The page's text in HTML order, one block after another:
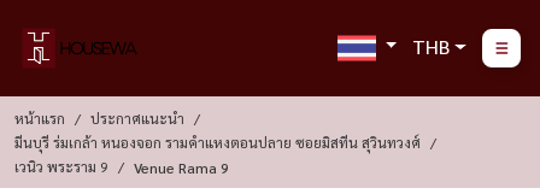
THB
หน้าแรก
ประกาศแนะนำ
มีนบุรี ร่มเกล้า หนองจอก รามคำแหงตอนปลาย ซอยมิสทีน สุวินทวงศ์
เวนิว พระราม 9
Venue Rama 9